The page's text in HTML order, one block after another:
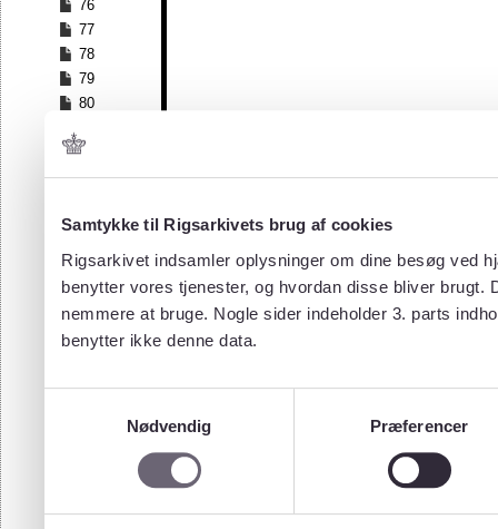
Samtykke til Rigsarkivets brug af cookies
Rigsarkivet indsamler oplysninger om dine besøg ved
benytter vores tjenester, og hvordan disse bliver
nemmere at bruge. Nogle sider indeholder 3. parts
benytter ikke denne data.
Nødvendig
Præferencer
76
77
78
79
80
82
83
85
87
88
89